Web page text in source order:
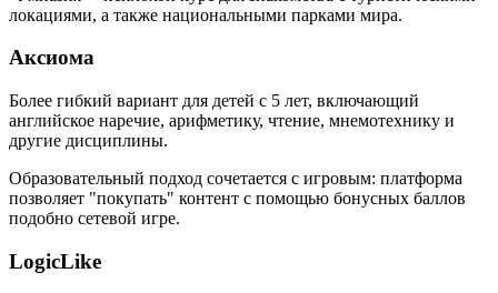
локациями, а также национальными парками мира.
Аксиома
Более гибкий вариант для детей с 5 лет, включающий
английское наречие, арифметику, чтение, мнемотехнику и
другие дисциплины.
Образовательный подход сочетается с игровым: платформа
позволяет "покупать" контент с помощью бонусных баллов
подобно сетевой игре.
LogicLike